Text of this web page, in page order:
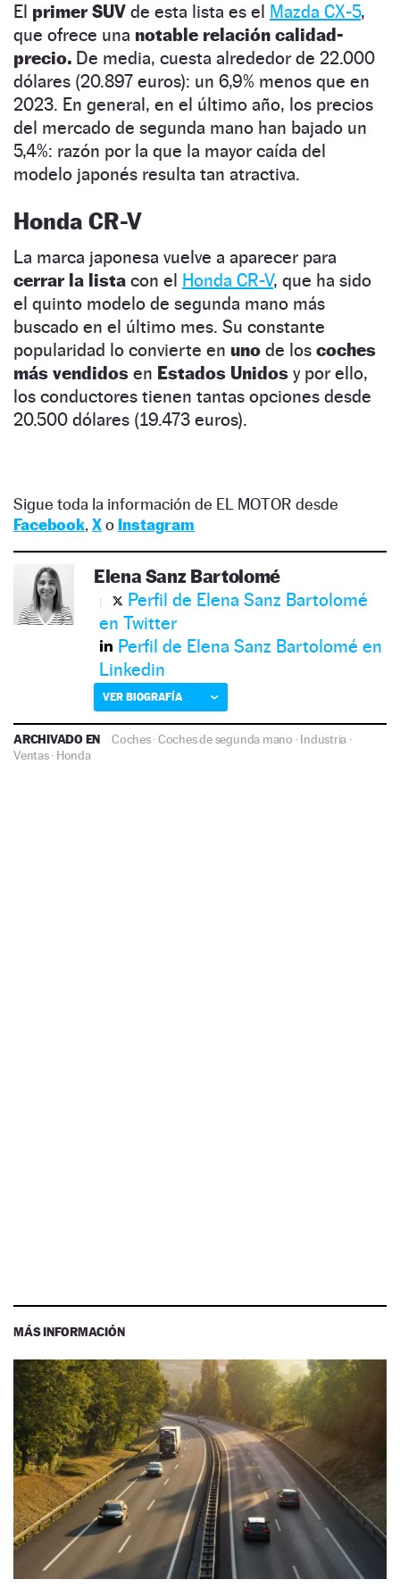
El primer SUV de esta lista es el Mazda CX-5,
que ofrece una notable relación calidad-
precio. De media, cuesta alrededor de 22.000
dólares (20.897 euros): un 6,9% menos que en
2023. En general, en el último año, los precios
del mercado de segunda mano han bajado un
5,4%: razón por la que la mayor caída del
modelo japonés resulta tan atractiva.
Honda CR-V
La marca japonesa vuelve a aparecer para
cerrar la lista con el Honda CR-V, que ha sido
el quinto modelo de segunda mano más
buscado en el último mes. Su constante
popularidad lo convierte en uno de los coches
más vendidos en Estados Unidos y por ello,
los conductores tienen tantas opciones desde
20.500 dólares (19.473 euros).
Sigue toda la información de EL MOTOR desde
Facebook, Xo Instagram
Elena Sanz Bartolomé
Perfil de Elena Sanz Bartolomé
en Twitter
Perfil de Elena Sanz Bartolomé en
Linkedin
VER BIOGRAFÍA
ARCHIVADO EN Coches·Coches de segunda mano ·Industria ·
Ventas· Honda
MÁS INFORMACIÓN